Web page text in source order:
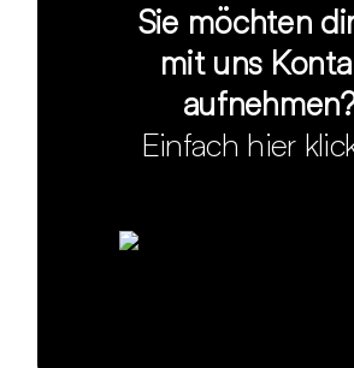
Sie möchten
mit uns
Einfach hier